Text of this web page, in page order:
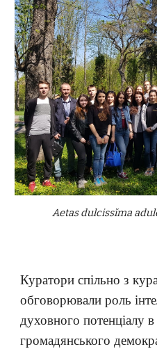
Aetas dulcissĭma
Куратори спільно з
обговорювали роль
духовного потенціалу
громадянського